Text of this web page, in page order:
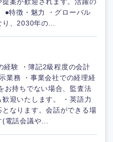
●特徴・魅力 ・グローバル
、2030年の...
経験 ・簿記2級程度の会計
業務 ・事業会社での経理経
お持ちでない場合、監査法
迎いたします。 ・英語力
なります。会話ができる場
電話会議や...